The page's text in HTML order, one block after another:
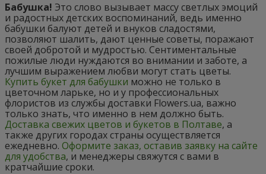
Бабушка! Это слово вызывает массу светлых эмоций
и радостных детских воспоминаний, ведь именно
бабушки балуют детей и внуков сладостями,
позволяют шалить, дают ценные советы, поражают
своей добротой и мудростью. Сентиментальные
пожилые люди нуждаются во внимании и заботе, а
лучшим выражением любви могут стать цветы.
Купить букет для бабушки можно не только в
цветочном ларьке, но и у профессиональных
флористов из службы доставки Flowers.ua, важно
только знать, что именно в нем должно быть.
Доставка свежих цветов и букетов в Полтаве, а
также других городах страны осуществляется
ежедневно. Оформите заказ, оставив заявку на сайте
для удобства, и менеджеры свяжутся с вами в
кратчайшие сроки.